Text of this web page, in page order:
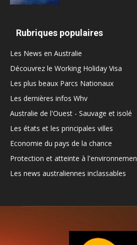
Rubriques populaires
Les News en Australie
Découvrez le Working Holiday Visa
Les plus beaux Parcs Nationaux
Les dernières infos Whv
Australie de l'Ouest - Sauvage et isolé
Les états et les principales villes
Economie du pays de la chance
Protection et atteinte à
Les news australiennes inclassables